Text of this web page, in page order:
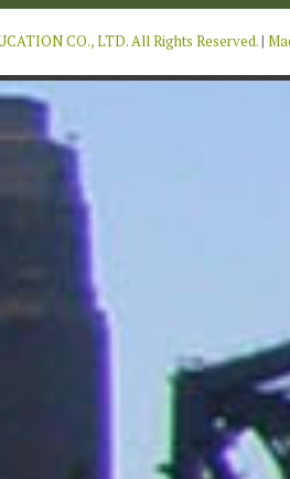
CO., LTD. All Rights Reserved.|